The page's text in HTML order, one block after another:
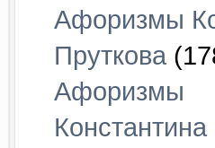
Афоризмы
Пруткова
Афоризмы
Константина